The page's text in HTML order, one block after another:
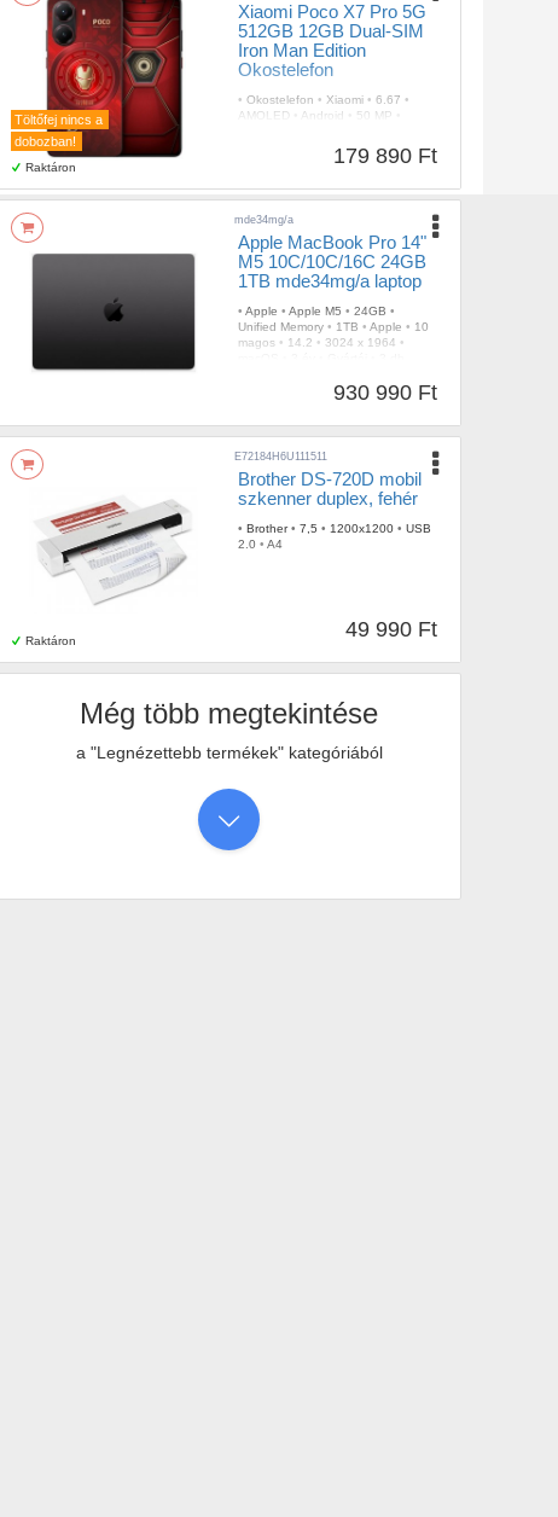
Töltőfej nincs a
dobozban!
Raktáron
Xiaomi Poco X7 Pro 5G
512GB 12GB Dual-SIM
Iron Man Edition
Okostelefon
• Okostelefon • Xiaomi • 6.67 •
AMOLED
Android 50 MP
• Iron Man
179 890 Ft
mde34mg/a
Apple MacBook Pro 14"
M5 10C/10C/16C 24GB
1TB mde34mg/a laptop
• Apple • Apple M5 • 24GB •
Unified Memory • 1TB • Apple • 10
magos • 14.2 • 3024 x 1964 •
930 990 Ft
Raktáron
E72184H6U111511
Brother DS-720D mobil
szkenner duplex, fehér
• Brother • 7,5 • 1200x1200 • USB
2.0 • A4
49 990 Ft
Még több megtekintése
a "Legnézettebb termékek" kategóriából